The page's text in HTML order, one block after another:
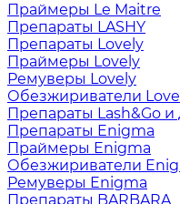
Праймеры Le Maitre
Препараты LASHY
Препараты Lovely
Праймеры Lovely
Ремуверы Lovely
Обезжириватели
Препараты Lash&Go и
Препараты Enigma
Праймеры Enigma
Обезжириватели
Ремуверы Enigma
Препараты BARBARA